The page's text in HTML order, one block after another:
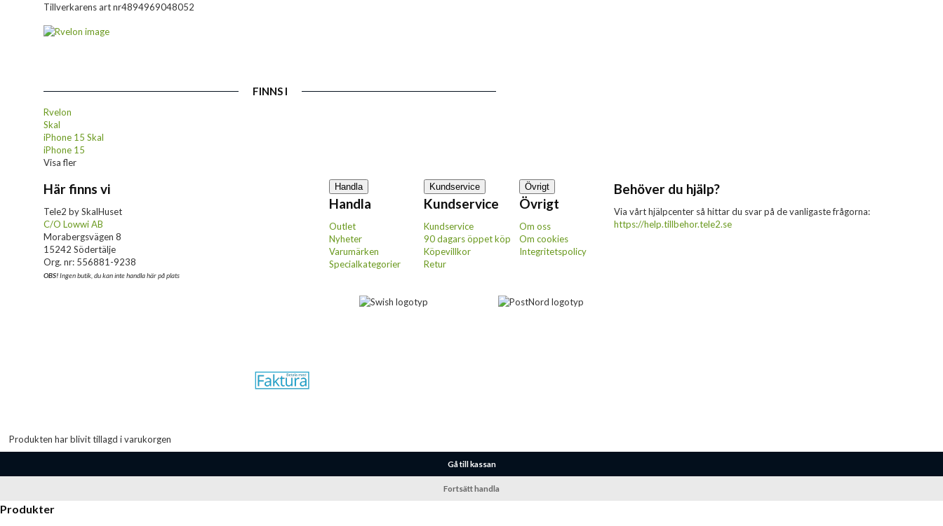
Tillverkarens art nr4894969048052
FINNS I
Rvelon
Skal
iPhone 15 Skal
iPhone 15
Visa fler
Här finns vi
Tele2 by SkalHuset
C/O Lowwi AB
Morabergsvägen 8
15242 Södertälje
Org. nr: 556881-9238
OBS!Ingen butik, du kan inte handla här på plats
Handla
Handla
Outlet
Nyheter
Varumärken
Specialkategorier
Kundservice
Kundservice
Kundservice
90 dagars öppet köp
Köpevillkor
Retur
Övrigt
Övrigt
Om oss
Om cookies
Integritetspolicy
Behöver du hjälp?
Via vårt hjälpcenter så hittar du svar på de vanligaste frågorna:
https://help.tillbehor.tele2.se
Produkten har blivit tillagd i varukorgen
Gå till kassan
Fortsätt handla
Produkter